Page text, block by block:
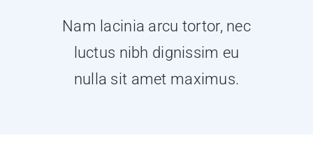
Nam lacinia arcu tortor, nec
luctus nibh dignissim eu
nulla sit amet maximus.